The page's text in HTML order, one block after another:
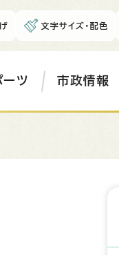
文字サイズ・配色
ーツ 市政情報